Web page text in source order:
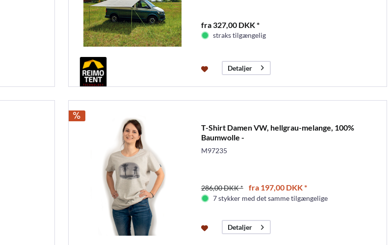
fra 327,00 DKK *
straks tilgængelig
Detaljer
T-Shirt Damen VW, hellgrau-melange, 100%
Baumwolle -
M97235
286,00 DKK * fra 197,00 DKK *
7 stykker med det samme tilgængelige
Detaljer